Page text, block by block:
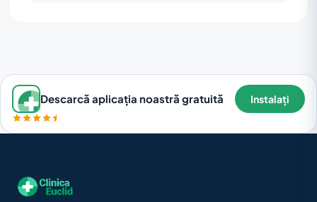
Descarcă aplicația noastră gratuită Instalați